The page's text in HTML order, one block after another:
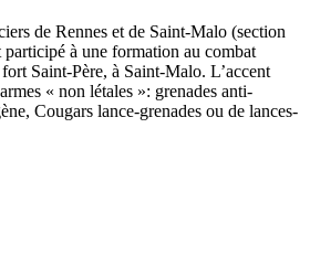
de Rennes et de Saint-Malo (section
à une formation au combat
Saint-Père, à Saint-Malo. L’accent
« non létales »: grenades anti-
Cougars lance-grenades ou de lances-